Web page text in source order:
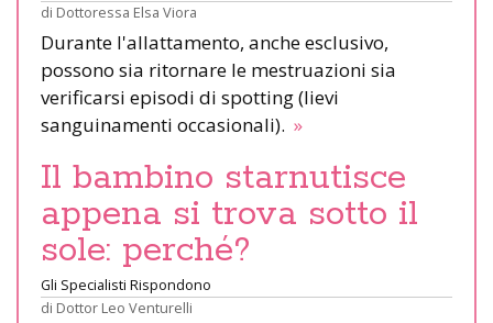
di Dottoressa Elsa Viora
Durante l'allattamento, anche esclusivo,
possono sia ritornare le mestruazioni sia
verificarsi episodi di spotting (lievi
sanguinamenti occasionali). »
Il bambino starnutisce
appena si trova sotto il
sole: perché?
Gli Specialisti Rispondono
di Dottor Leo Venturelli